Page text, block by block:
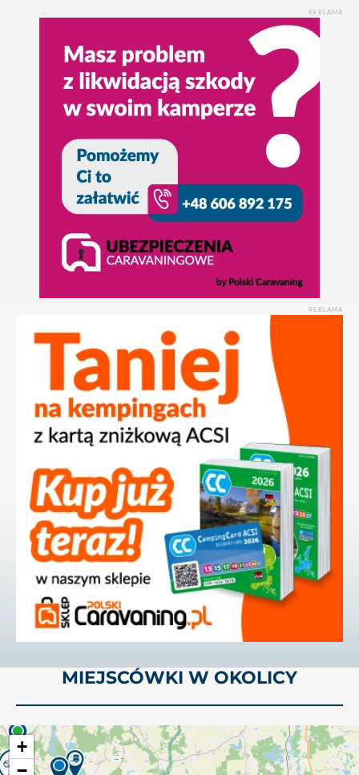
REKLAMA
REKLAMA
MIEJSCÓWKI W OKOLICY
+
−